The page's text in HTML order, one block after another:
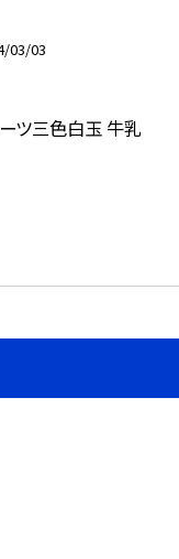
03/03
ツ三色白玉 牛乳